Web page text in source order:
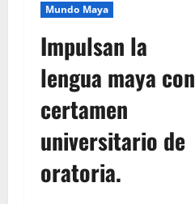
Mundo Maya
Impulsan la
lengua maya con
certamen
universitario de
oratoria.